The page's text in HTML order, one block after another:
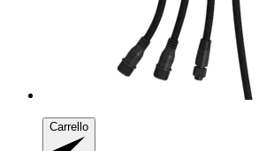
Carrello